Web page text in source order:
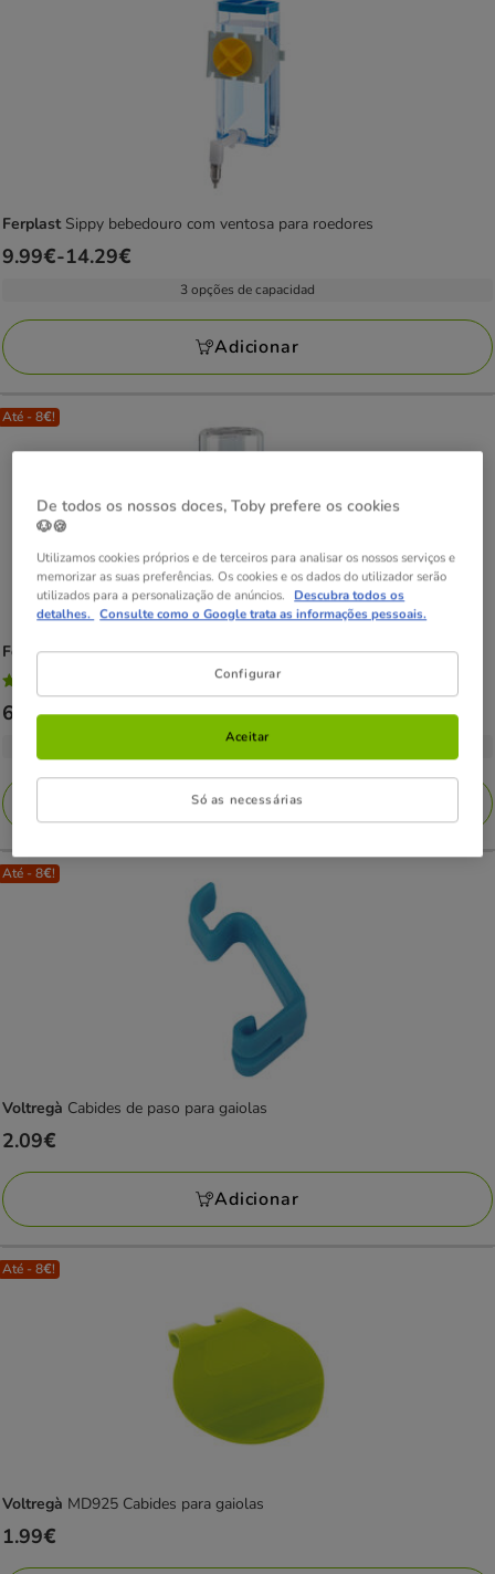
Ferplast Sippy bebedouro com ventosa para roedores
Preço
a
14.29€
9.99€-14.29€
3 opções de capacidad
Adicionar
Até - 8€!
FerplastDrinky bebedouro para roedores com sistema anti gotejo
5
estrelas
avaliações
Preço
6.79€
a
8.29€
6.79€-8.29€
4 opções de formato
Adicionar
Até - 8€!
Voltregà Cabides de paso para gaiolas
Preço
2.09€
2.09€
Adicionar
Até - 8€!
Voltregà MD925 Cabides para gaiolas
Preço
1.99€
1.99€
De todos os nossos doces, Toby prefere os cookies
🐶🍪
Utilizamos cookies próprios e de terceiros para analisar os nossos serviços e
memorizar as suas preferências. Os cookies e os dados do utilizador serão
utilizados para a personalização de anúncios. Descubra todos os
detalhes. Consulte como o Google trata as informações pessoais.
Configurar
Só as necessárias
Aceitar